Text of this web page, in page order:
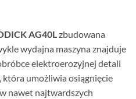
AG40Lzbudowana
wydajna maszyna znajduje
elektroerozyjnej detali
która umożliwia osiągnięcie
nawet najtwardszych